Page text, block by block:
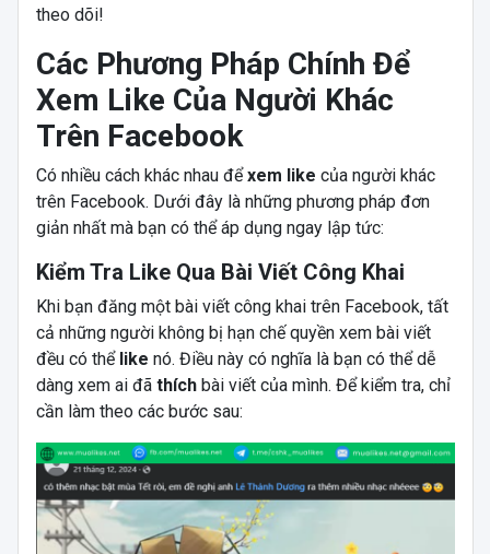
theo dõi!
Các Phương Pháp Chính Để
Xem Like Của Người Khác
Trên Facebook
Có nhiều cách khác nhau đểxem like của người khác
trên Facebook. Dưới đây là những phương pháp đơn
giản nhất mà bạn có thể áp dụng ngay lập tức:
Kiểm Tra Like Qua Bài Viết Công Khai
Khi bạn đăng một bài viết công khai trên Facebook, tất
cả những người không bị hạn chế quyền xem bài viết
đều có thể like nó. Điều này có nghĩa là bạn có thể dễ
dàng xem ai đã thíchbài viết của mình. Để kiểm tra, chỉ
cần làm theo các bước sau: